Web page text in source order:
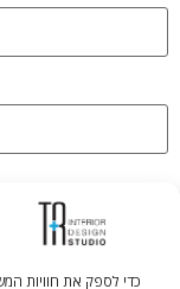
כדי לספק את חוויות